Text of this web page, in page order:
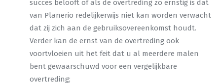
succes belooft of als de overtreding zo ernstig is dat
van Planerio redelijkerwijs niet kan worden verwacht
dat zij zich aan de gebruiksovereenkomst houdt.
Verder kan de ernst van de overtreding ook
voortvloeien uit het feit dat u al meerdere malen
bent gewaarschuwd voor een vergelijkbare
overtreding;